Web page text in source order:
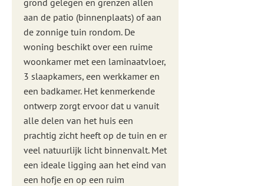
grond gelegen en grenzen allen
aan de patio (binnenplaats) of aan
de zonnige tuin rondom. De
woning beschikt over een ruime
woonkamer met een laminaatvloer,
3 slaapkamers, een werkkamer en
een badkamer. Het kenmerkende
ontwerp zorgt ervoor dat u vanuit
alle delen van het huis een
prachtig zicht heeft op de tuin en er
veel natuurlijk licht binnenvalt. Met
een ideale ligging aan het eind van
een hofje en op een ruim